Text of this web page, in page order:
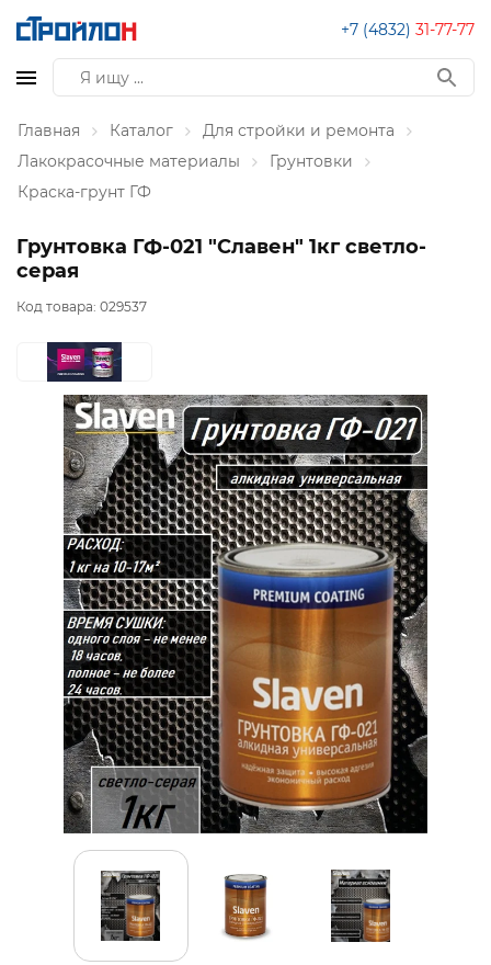
+7 (4832) 31-77-77
Главная Каталог
Для стройки и ремонта
Лакокрасочные материалы
Грунтовки
Краска-грунт ГФ
Грунтовка ГФ-021 "Славен" 1кг светло-
серая
Код товара: 029537